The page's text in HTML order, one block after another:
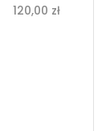
120,00 zł